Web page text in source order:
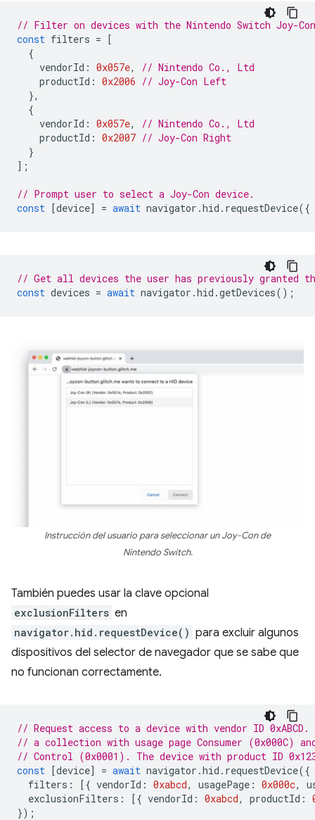
// Filter on devices with the Nintendo Switch Joy-Con
const filters = [
{
vendorId : 0x057e,
// Nintendo Co., Ltd
productId : 0x2006 // Joy-Con Left
},
{
vendorId : 0x057e,
// Nintendo Co., Ltd
productId : 0x2007 // Joy-Con Right
}
];
// Prompt user to select a Joy-Con device.
const [device] = await navigator .hid . requestDevice({
// Get all devices the user has previously granted
const devices = await navigator .hid .getDevices();
Instrucción del usuario para seleccionar un Joy-Con de
Nintendo Switch.
También puedes usar la clave opcional
exclusionFilters en
navigator.hid.requestDevice() para excluir algunos
dispositivos del selector de navegador que se sabe que
no funcionan correctamente.
// Request access to a device with vendor ID
// a collection with usage page Consumer (0x000C) and
// Control (0x0001). The device with product ID
const [device] = await navigator .hid . requestDevice({
filters : [{ vendorId : 0xabcd, usagePage : 0x000c,
exclusionFilters : [{ vendorId : 0xabcd, productId :
});